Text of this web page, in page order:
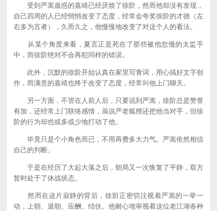
受到严嵩蛊惑的嘉靖已经厌烦了徐阶，然而他却没有发现，
自己四周的人已经悄悄改变了态度，经常会夸奖徐阶的才德（左
右多为言者），久而久之，他慢慢地改变了对这个人的看法。
从某个角度来看，夏言正是死在了那些被他怠慢的太监手
中，而徐阶绝对不会再犯同样的错误。
此外，沉默的徐阶开始认真在家里写青词，用心搞好文字创
作，而满意的嘉靖也终于改变了态度，经常叫他上门聊天。
另一方面，不管在人前人后，只要说到严嵩，徐阶总是赞誉
有加，还经常上门联络感情，虽说严老狐狸还把他当对手，但徐
阶的行为却也或多或少地打动了他。
毕竟只是个小角色而已，不用再费多大力气。严嵩依然相信
自己的判断。
于是在经历了大起大落之后，朝局又一次恢复了平静，双方
暂时处于了休战状态。
然而在这片寂静的背后，徐阶正密切注视着严嵩的一举一
动，上朝、退朝、应酬、结伙。他耐心地审视着这位老江湖各种